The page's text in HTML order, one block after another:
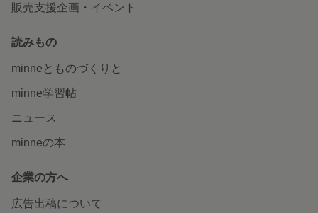
販売支援企画・イベント
読みもの
minneとものづくりと
minne学習帖
ニュース
minneの本
企業の方へ
広告出稿について